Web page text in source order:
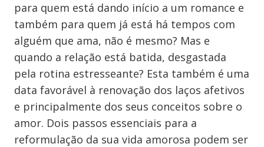
para quem está dando início a um romance e
também para quem já está há tempos com
alguém que ama, não é mesmo? Mas e
quando a relação está batida, desgastada
pela rotina estresseante? Esta também é uma
data favorável à renovação dos laços afetivos
e principalmente dos seus conceitos sobre o
amor. Dois passos essenciais para a
reformulação da sua vida amorosa podem ser